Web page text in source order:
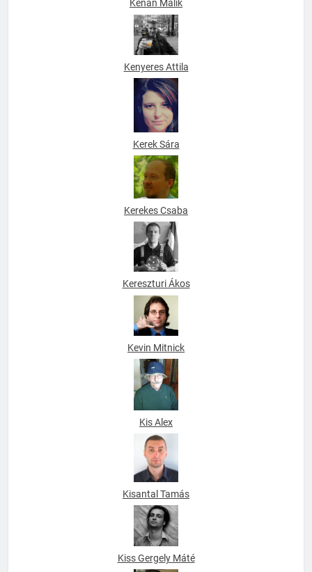
Kenan Malik
Kenyeres Attila
Kerek Sára
Kerekes Csaba
Kereszturi Ákos
Kevin Mitnick
Kis Alex
Kisantal Tamás